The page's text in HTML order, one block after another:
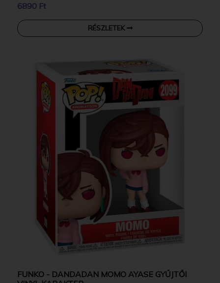
6890 Ft
RÉSZLETEK
FUNKO - DANDADAN MOMO AYASE GYŰJTŐI